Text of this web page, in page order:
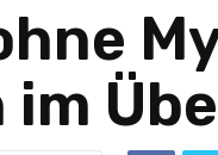
im